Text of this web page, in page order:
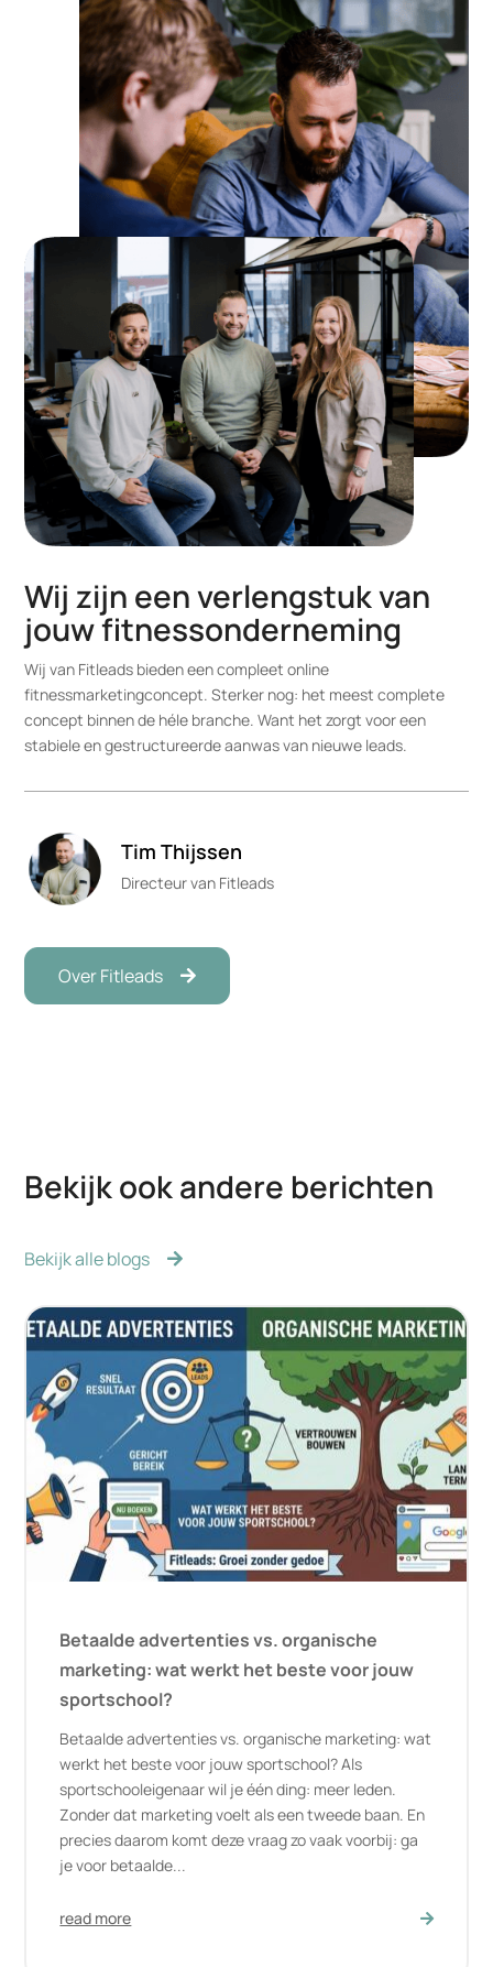
Wij zijn een verlengstuk van
jouw fitnessonderneming
Wij van Fitleads bieden een compleet online
fitnessmarketingconcept. Sterker nog: het meest complete
concept binnen de héle branche. Want het zorgt voor een
stabiele en gestructureerde aanwas van nieuwe leads.
Tim Thijssen
Directeur van Fitleads
Over Fitleads
Bekijk ook andere berichten
Bekijk alle blogs
Betaalde advertenties vs. organische
marketing: wat werkt het beste voor jouw
sportschool?
Betaalde advertenties vs. organische marketing: wat
werkt het beste voor jouw sportschool? Als
sportschooleigenaar wil je één ding: meer leden.
Zonder dat marketing voelt als een tweede baan. En
precies daarom komt deze vraag zo vaak voorbij: ga
je voor betaalde...
read more